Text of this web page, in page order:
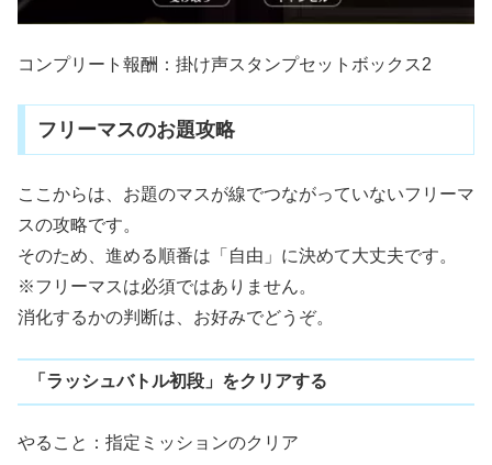
コンプリート報酬：掛け声スタンプセットボックス2
フリーマスのお題攻略
ここからは、お題のマスが線でつながっていないフリーマ
スの攻略です。
そのため、進める順番は「自由」に決めて大丈夫です。
※フリーマスは必須ではありません。
消化するかの判断は、お好みでどうぞ。
「ラッシュバトル初段」をクリアする
やること：指定ミッションのクリア